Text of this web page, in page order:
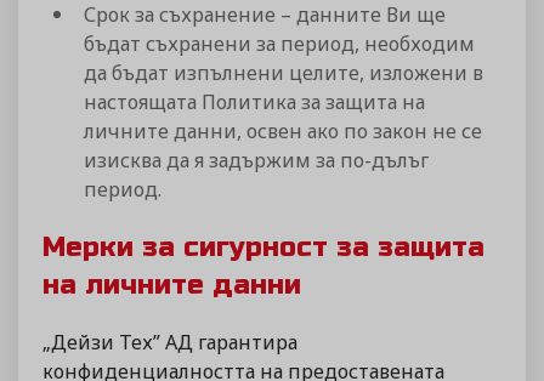
Срок за съхранение – данните Ви ще
бъдат съхранени за период, необходим
да бъдат изпълнени целите, изложени в
настоящата Политика за защита на
личните данни, освен ако по закон не се
изисква да я задържим за по-дълъг
период.
Мерки за сигурност за защита
на личните данни
„Дейзи Тех” АД гарантира
конфиденциалността на предоставената